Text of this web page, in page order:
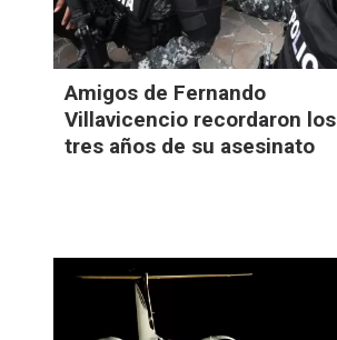
Amigos de Fernando
Villavicencio recordaron los
tres años de su asesinato